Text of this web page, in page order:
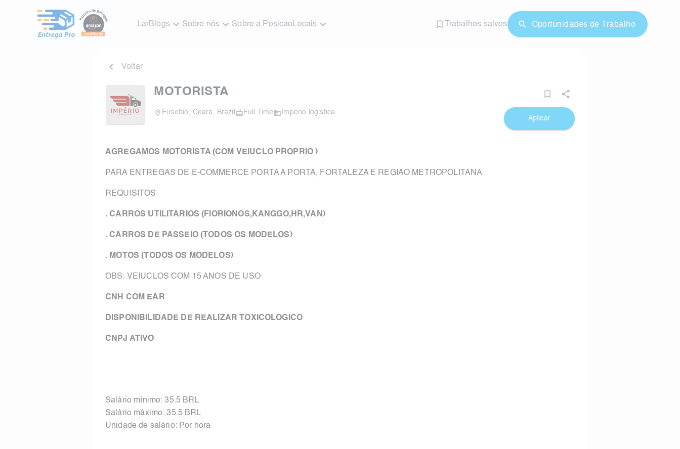
LarBlogs Sobre nós Sobre a Posicao Locais Trabalhos salvos Oportunidades de Trabalho
Voltar
MOTORISTA
Eusebio, Ceara, Brazil Full Time
Imperio logistica
Aplicar
AGREGAMOS MOTORISTA (COM VEIUCLO PROPRIO )
PARA ENTREGAS DE E-COMMERCE PORTA A PORTA, FORTALEZA E REGIAO METROPOLITANA
REQUISITOS
. CARROS UTILITARIOS (FIORIONOS,KANGGO,HR,VAN)
. CARROS DE PASSEIO (TODOS OS MODELOS)
. MOTOS (TODOS OS MODELOS)
OBS: VEIUCLOS COM 15 ANOS DE USO
CNH COM EAR
DISPONIBILIDADE DE REALIZAR TOXICOLOGICO
CNPJ ATIVO
Salário mínimo: 35.5 BRL
Salário máximo: 35.5 BRL
Unidade de salário: Por hora